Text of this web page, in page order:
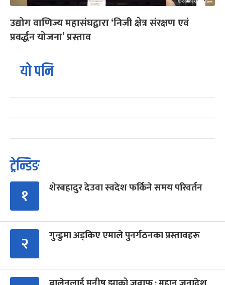
उद्योग वाणिज्य महासंघद्वारा ‘निजी क्षेत्र संरक्षण एवं
प्रवर्द्धन योजना’ प्रस्ताव
यो पनि
ट्रेन्डिङ
१ शेरबहादुर देउवा स्वदेश फर्किने समय परिवर्तन
२ गुन्डुमा अड्किए एमाले पुनर्गठनका प्रस्तावहरू